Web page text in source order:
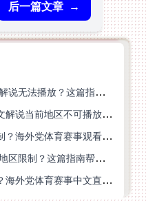
后一篇文章 →
在新加坡看CCTV5世界杯中文解说无法播放？这篇指南帮你解锁海外体育直播自由
在加拿大看咪咕视频世界杯中文解说当前地区不可播放？这篇指南帮你一键解决
在日本看央视频世界杯地区限制？海外党体育赛事观看终极指南
在国外看世界杯阿根廷VS埃及地区限制？这篇指南帮你搞定中文直播+解说
在香港看抖音世界杯无法播放？海外党体育赛事中文直播终极指南